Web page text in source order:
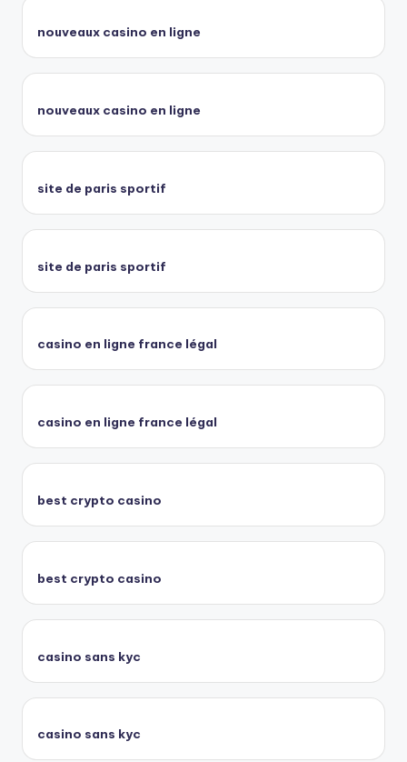
nouveaux casino en ligne
nouveaux casino en ligne
site de paris sportif
site de paris sportif
casino en ligne france légal
casino en ligne france légal
best crypto casino
best crypto casino
casino sans kyc
casino sans kyc